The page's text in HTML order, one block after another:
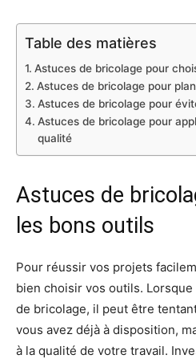
Table des matières
Astuces de bricolage pour
Astuces de bricolage pour
Astuces de bricolage pour
Astuces de bricolage pour
qualité
Astuces de
les bons outils
Pour réussir vos projets
bien choisir vos outils.
de bricolage, il peut être
vous avez déjà à disposition,
à la qualité de votre travail.